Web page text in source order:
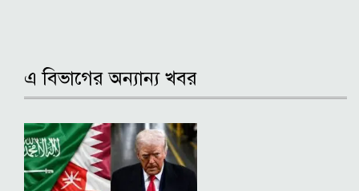
এ বিভাগের অন্যান্য খবর